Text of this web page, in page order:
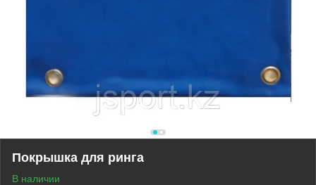
Покрышка для ринга
В наличии